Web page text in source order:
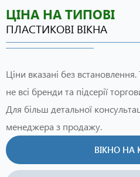
ЦІНА НА ТИПОВІ
ПЛАСТИКОВІ ВІКНА
Ціни вказані без
не всі бренди та підсерії
Для більш детальної
менеджера з продажу.
ВІКНО НА